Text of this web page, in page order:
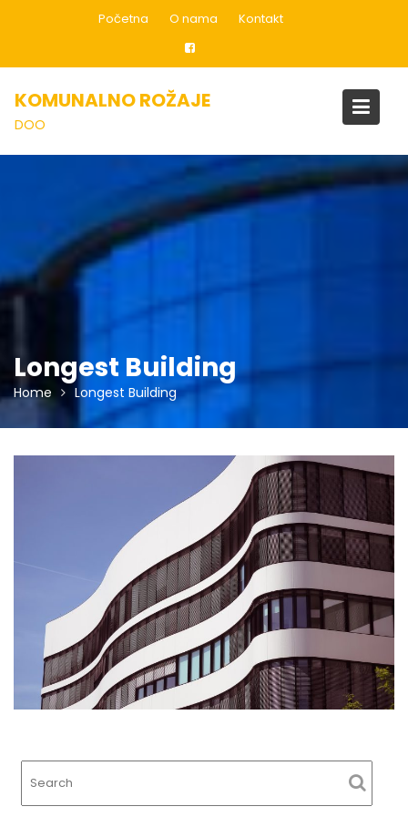
Početna O nama Kontakt
KOMUNALNO ROŽAJE
DOO
Longest Building
Home Longest Building